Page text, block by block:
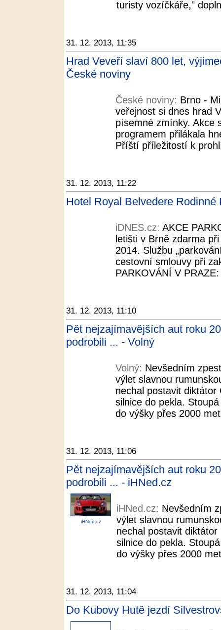
turisty vozíčkáře,"
31. 12. 2013, 11:35
Hrad Veveří slaví 800 let,
České noviny
České noviny: Brno -
veřejnost si dnes hrad
písemné zmínky. Akce
programem přilákala
Příští příležitostí k
31. 12. 2013, 11:22
Hotel Royal Belvedere
iDNES.cz: AKCE
letišti v Brně zdarma
2014. Službu
cestovní smlouvy při
PARKOVÁNÍ V
31. 12. 2013, 11:10
Pět nejzajímavějších aut roku
podrobili ... - Volný
Volný: Nevšedním
výlet slavnou
nechal postavit
silnice do pekla.
do výšky přes 2000
31. 12. 2013, 11:06
Pět nejzajímavějších aut roku
podrobili ... - iHNed.cz
iHNed.cz
iHNed.cz: Nevšedním
výlet slavnou
nechal postavit
silnice do pekla.
do výšky přes 2000
31. 12. 2013, 11:04
Do Kubovy Hutě jezdí